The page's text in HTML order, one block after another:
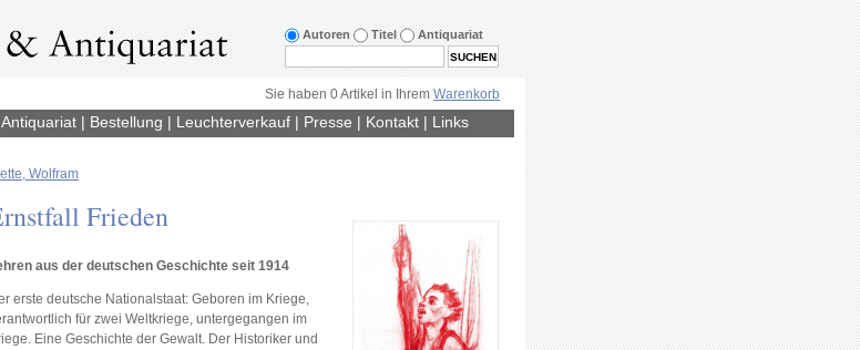
Autoren Titel Antiquariat
Sie haben 0 Artikel in Ihrem Warenkorb
Antiquariat| Bestellung | Leuchterverkauf| Presse | Kontakt| Links
Wolfram
Frieden
aus der deutschen Geschichte seit 1914
erste deutsche Nationalstaat: Geboren im Kriege,
für zwei Weltkriege, untergegangen im
Eine Geschichte der Gewalt. Der Historiker und